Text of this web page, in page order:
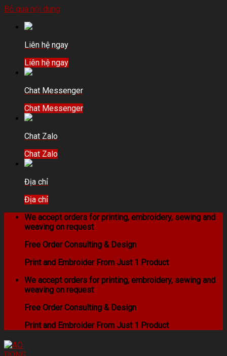
Bỏ qua nội dung
Liên hệ ngay
Liên hệ ngay
Chat Messenger
Chat Messenger
Chat Zalo
Chat Zalo
Địa chỉ
Địa chỉ
We accept orders for printing, embroidery, sewing and
weaving on request
Free Order Consulting & Design
Print and Embroider From Just 1 Product
We accept orders for printing, embroidery, sewing and
weaving on request
Free Order Consulting & Design
Print and Embroider From Just 1 Product